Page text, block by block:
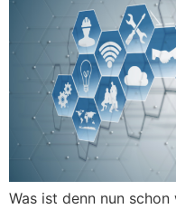
Was ist denn nun